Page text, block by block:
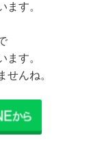
ます。
す。
んね。